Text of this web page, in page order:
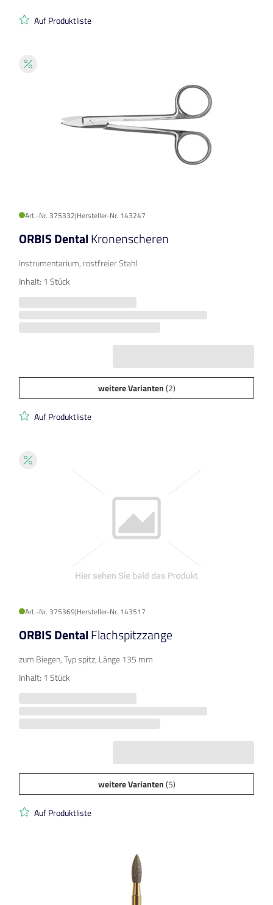
Auf Produktliste
Art.-Nr. 375332|Hersteller-Nr. 143247
ORBIS DentalKronenscheren
Instrumentarium, rostfreier Stahl
Inhalt: 1 Stück
weitere Varianten(2)
Auf Produktliste
Art.-Nr. 375369|Hersteller-Nr. 143517
ORBIS DentalFlachspitzzange
zum Biegen, Typ spitz, Länge 135 mm
Inhalt: 1 Stück
weitere Varianten(5)
Auf Produktliste